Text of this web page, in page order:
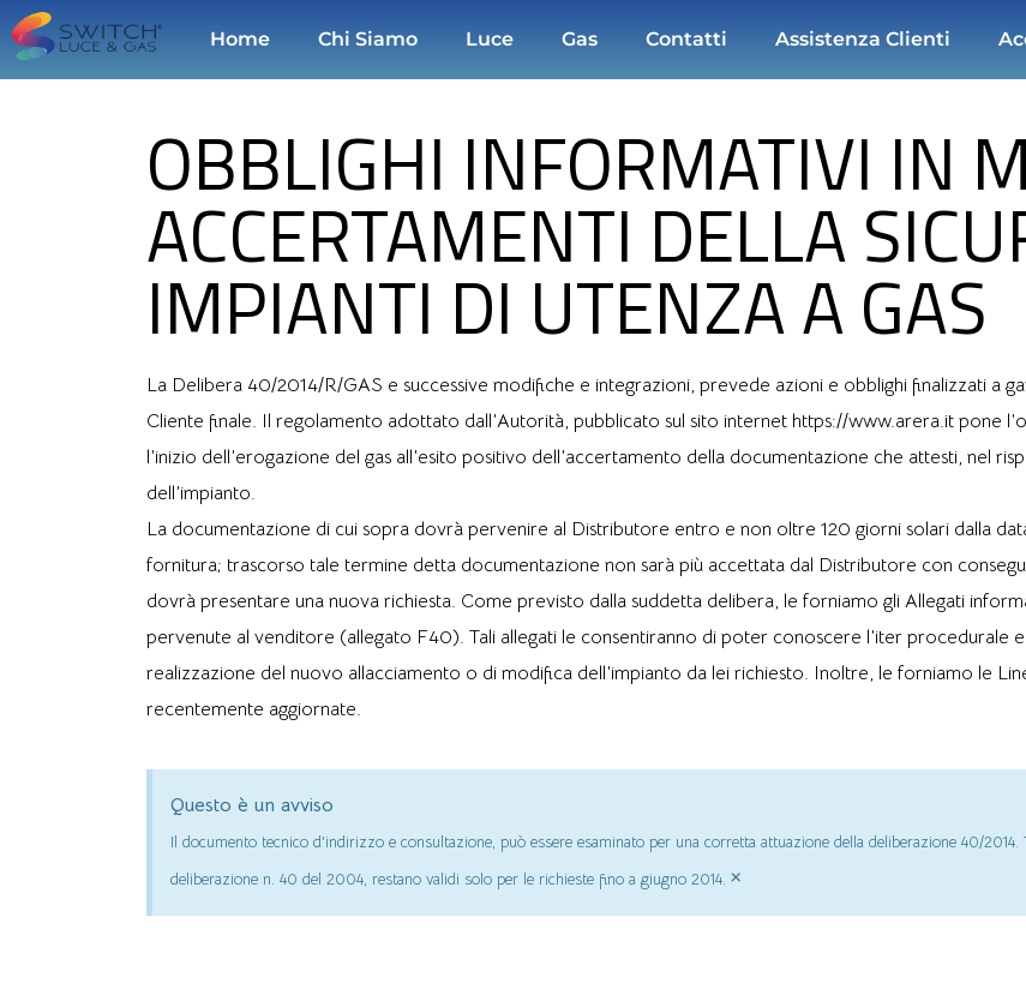
Home Chi Siamo Luce Gas Contatti Assistenza Clienti
OBBLIGHI INFORMATIVI IN
ACCERTAMENTI DELLA
IMPIANTI DI UTENZA A GAS
La Delibera 40/2014/R/GAS e successive modifiche e integrazioni, prevede azioni e obblighi finalizzati a
Cliente finale. Il regolamento adottato dall’Autorità, pubblicato sul sito internet https://www.arera.it pone
l’inizio dell’erogazione del gas all’esito positivo dell’accertamento della documentazione che attesti, nel
dell’impianto.
La documentazione di cui sopra dovrà pervenire al Distributore entro e non oltre 120 giorni solari dalla
fornitura; trascorso tale termine detta documentazione non sarà più accettata dal Distributore con
dovrà presentare una nuova richiesta. Come previsto dalla suddetta delibera, le forniamo gli Allegati
pervenute al venditore (allegato F40). Tali allegati le consentiranno di poter conoscere l’iter procedurale
realizzazione del nuovo allacciamento o di modifica dell’impianto da lei richiesto. Inoltre, le forniamo le
recentemente aggiornate.
Questo è un avviso
Il documento tecnico d'indirizzo e consultazione, può essere esaminato per una corretta attuazione della deliberazione 40/
deliberazione n. 40 del 2004, restano validi solo per le richieste fino a giugno 2014. ×